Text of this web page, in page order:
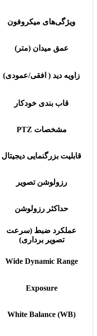
ویژگی‌های میکروفون
عمق میدان (متر)
زاویه دید ( افقی/عمودی)
قاب بندی خودکار
مشخصات PTZ
قابلیت بزرگنمایی دیجیتال
رزولوشن تصویر
حداکثر رزولوشن
عملکرد ضبط (سرعت
تصویر برداری)
Wide Dynamic Range
Exposure
(White Balance (WB